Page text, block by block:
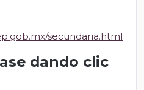
secundaria.html
dando clic